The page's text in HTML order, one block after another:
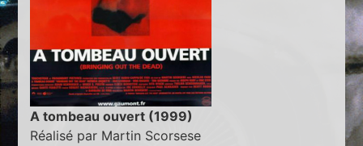
A tombeau ouvert (1999)
Réalisé par Martin Scorsese